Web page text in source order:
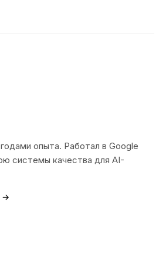
опыта. Работал в Google
системы качества для AI-
→